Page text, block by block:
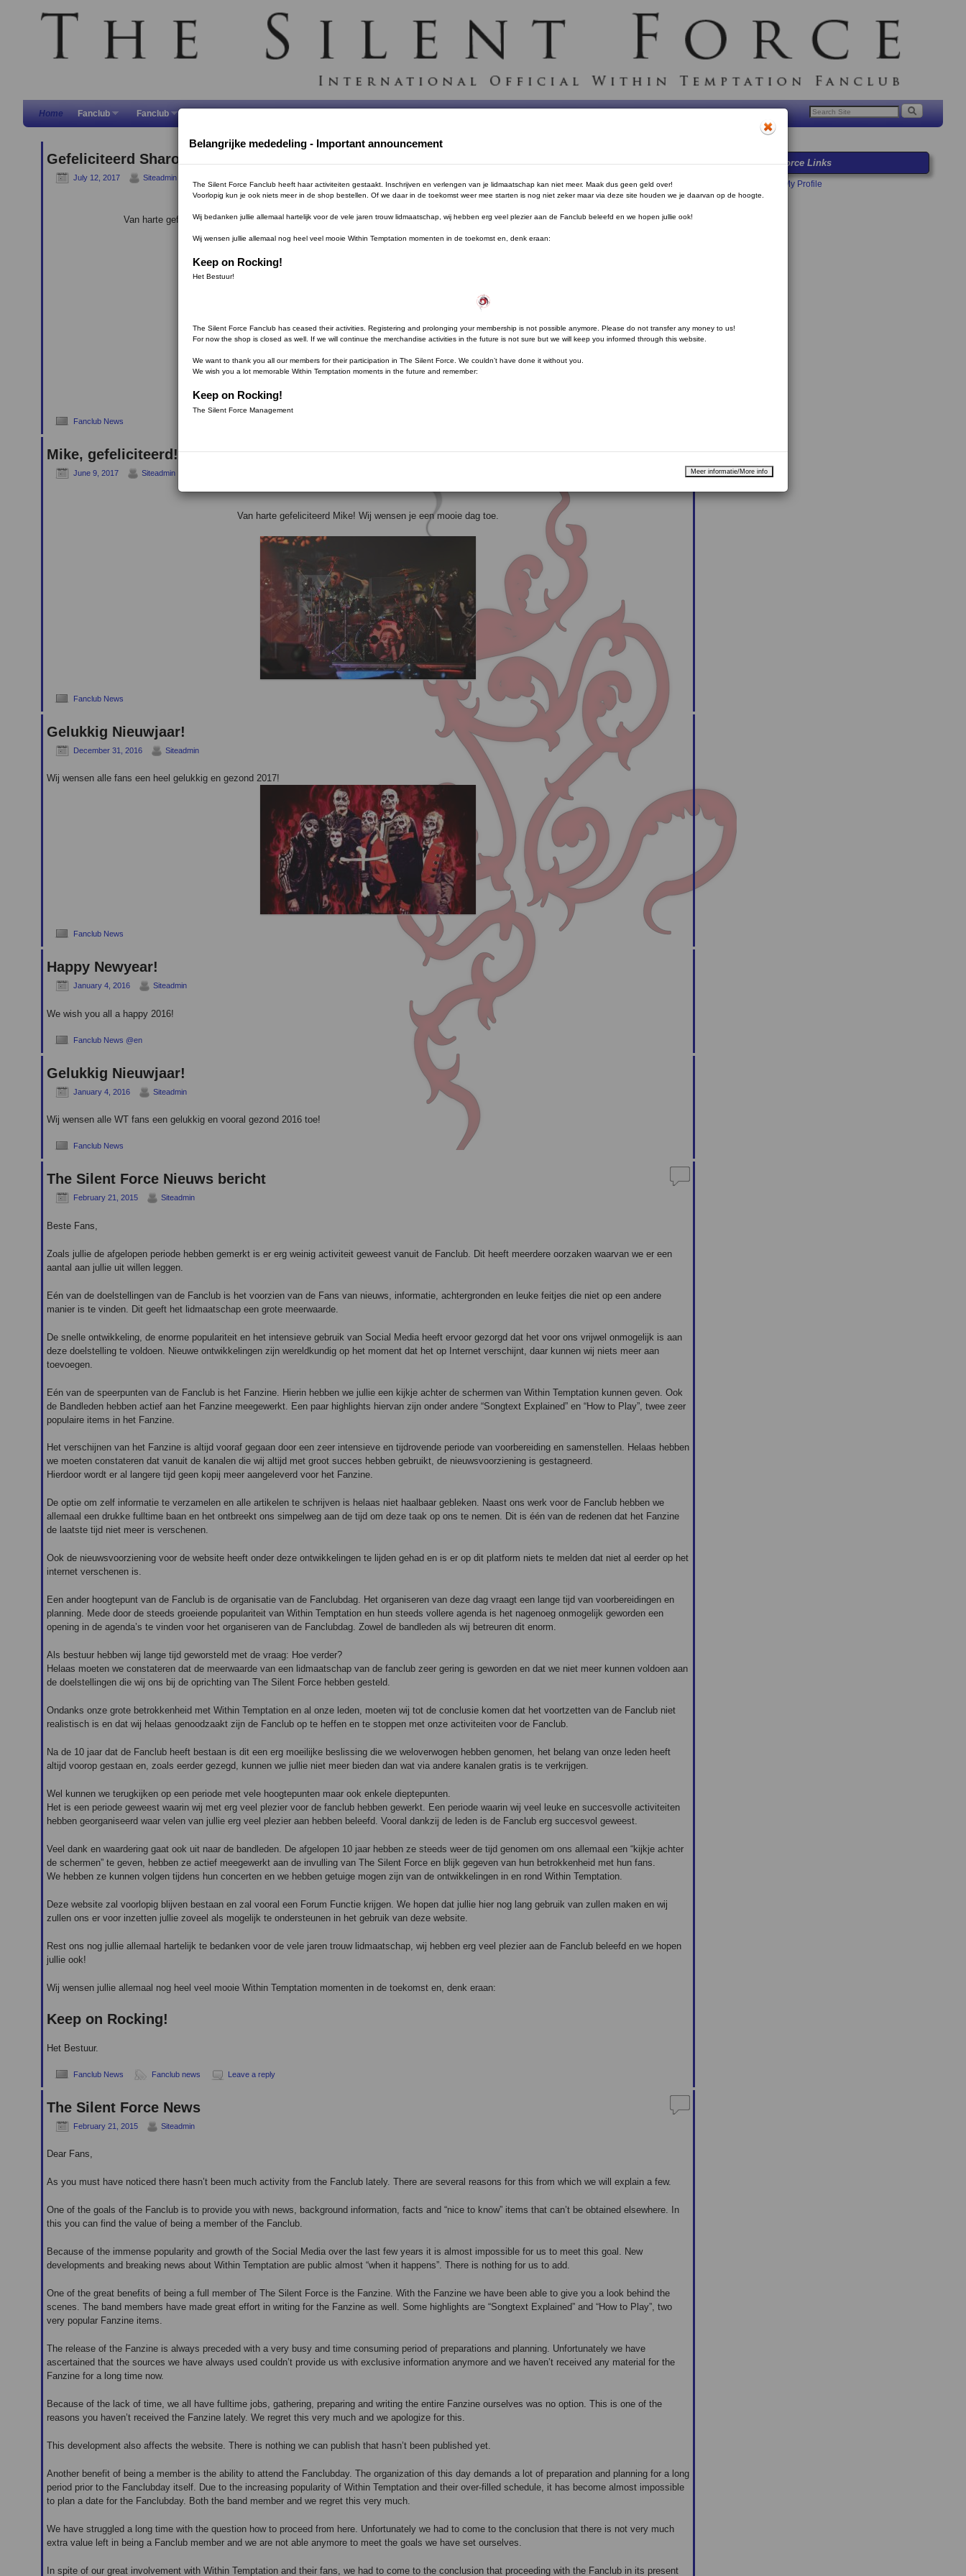
Home Fanclub Fanclub
Gefeliciteerd Sharon!
July 12, 2017 Siteadmin
Van harte gefeliciteerd met je verjaardag Sharon. Wij wensen we je een geweldige dag toe met Robert en de kinderen.
Fanclub News
Mike, gefeliciteerd!
June 9, 2017 Siteadmin
Van harte gefeliciteerd Mike! Wij wensen je een mooie dag toe.
Fanclub News
Gelukkig Nieuwjaar!
December 31, 2016 Siteadmin
Wij wensen alle fans een heel gelukkig en gezond 2017!
Fanclub News
Happy Newyear!
January 4, 2016 Siteadmin
We wish you all a happy 2016!
Fanclub News @en
Gelukkig Nieuwjaar!
January 4, 2016 Siteadmin
Wij wensen alle WT fans een gelukkig en vooral gezond 2016 toe!
Fanclub News
The Silent Force Nieuws bericht
February 21, 2015 Siteadmin
Beste Fans,
Zoals jullie de afgelopen periode hebben gemerkt is er erg weinig activiteit geweest vanuit de Fanclub. Dit heeft meerdere oorzaken waarvan we er een
aantal aan jullie uit willen leggen.
Eén van de doelstellingen van de Fanclub is het voorzien van de Fans van nieuws, informatie, achtergronden en leuke feitjes die niet op een andere
manier is te vinden. Dit geeft het lidmaatschap een grote meerwaarde.
De snelle ontwikkeling, de enorme populariteit en het intensieve gebruik van Social Media heeft ervoor gezorgd dat het voor ons vrijwel onmogelijk is aan
deze doelstelling te voldoen. Nieuwe ontwikkelingen zijn wereldkundig op het moment dat het op Internet verschijnt, daar kunnen wij niets meer aan
toevoegen.
Eén van de speerpunten van de Fanclub is het Fanzine. Hierin hebben we jullie een kijkje achter de schermen van Within Temptation kunnen geven. Ook
de Bandleden hebben actief aan het Fanzine meegewerkt. Een paar highlights hiervan zijn onder andere “Songtext Explained” en “How to Play”, twee zeer
populaire items in het Fanzine.
Het verschijnen van het Fanzine is altijd vooraf gegaan door een zeer intensieve en tijdrovende periode van voorbereiding en samenstellen. Helaas hebben
we moeten constateren dat vanuit de kanalen die wij altijd met groot succes hebben gebruikt, de nieuwsvoorziening is gestagneerd.
Hierdoor wordt er al langere tijd geen kopij meer aangeleverd voor het Fanzine.
De optie om zelf informatie te verzamelen en alle artikelen te schrijven is helaas niet haalbaar gebleken. Naast ons werk voor de Fanclub hebben we
allemaal een drukke fulltime baan en het ontbreekt ons simpelweg aan de tijd om deze taak op ons te nemen. Dit is één van de redenen dat het Fanzine
de laatste tijd niet meer is verschenen.
Ook de nieuwsvoorziening voor de website heeft onder deze ontwikkelingen te lijden gehad en is er op dit platform niets te melden dat niet al eerder op het
internet verschenen is.
Een ander hoogtepunt van de Fanclub is de organisatie van de Fanclubdag. Het organiseren van deze dag vraagt een lange tijd van voorbereidingen en
planning. Mede door de steeds groeiende populariteit van Within Temptation en hun steeds vollere agenda is het nagenoeg onmogelijk geworden een
opening in de agenda’s te vinden voor het organiseren van de Fanclubdag. Zowel de bandleden als wij betreuren dit enorm.
Als bestuur hebben wij lange tijd geworsteld met de vraag: Hoe verder?
Helaas moeten we constateren dat de meerwaarde van een lidmaatschap van de fanclub zeer gering is geworden en dat we niet meer kunnen voldoen aan
de doelstellingen die wij ons bij de oprichting van The Silent Force hebben gesteld.
Ondanks onze grote betrokkenheid met Within Temptation en al onze leden, moeten wij tot de conclusie komen dat het voortzetten van de Fanclub niet
realistisch is en dat wij helaas genoodzaakt zijn de Fanclub op te heffen en te stoppen met onze activiteiten voor de Fanclub.
Na de 10 jaar dat de Fanclub heeft bestaan is dit een erg moeilijke beslissing die we weloverwogen hebben genomen, het belang van onze leden heeft
altijd voorop gestaan en, zoals eerder gezegd, kunnen we jullie niet meer bieden dan wat via andere kanalen gratis is te verkrijgen.
Wel kunnen we terugkijken op een periode met vele hoogtepunten maar ook enkele dieptepunten.
Het is een periode geweest waarin wij met erg veel plezier voor de fanclub hebben gewerkt. Een periode waarin wij veel leuke en succesvolle activiteiten
hebben georganiseerd waar velen van jullie erg veel plezier aan hebben beleefd. Vooral dankzij de leden is de Fanclub erg succesvol geweest.
Veel dank en waardering gaat ook uit naar de bandleden. De afgelopen 10 jaar hebben ze steeds weer de tijd genomen om ons allemaal een “kijkje achter
de schermen” te geven, hebben ze actief meegewerkt aan de invulling van The Silent Force en blijk gegeven van hun betrokkenheid met hun fans.
We hebben ze kunnen volgen tijdens hun concerten en we hebben getuige mogen zijn van de ontwikkelingen in en rond Within Temptation.
Deze website zal voorlopig blijven bestaan en zal vooral een Forum Functie krijgen. We hopen dat jullie hier nog lang gebruik van zullen maken en wij
zullen ons er voor inzetten jullie zoveel als mogelijk te ondersteunen in het gebruik van deze website.
Rest ons nog jullie allemaal hartelijk te bedanken voor de vele jaren trouw lidmaatschap, wij hebben erg veel plezier aan de Fanclub beleefd en we hopen
jullie ook!
Wij wensen jullie allemaal nog heel veel mooie Within Temptation momenten in de toekomst en, denk eraan:
Keep on Rocking!
Het Bestuur.
Fanclub News Fanclub news Leave a reply
The Silent Force News
February 21, 2015 Siteadmin
Dear Fans,
As you must have noticed there hasn’t been much activity from the Fanclub lately. There are several reasons for this from which we will explain a few.
One of the goals of the Fanclub is to provide you with news, background information, facts and “nice to know” items that can’t be obtained elsewhere. In
this you can find the value of being a member of the Fanclub.
Because of the immense popularity and growth of the Social Media over the last few years it is almost impossible for us to meet this goal. New
developments and breaking news about Within Temptation are public almost “when it happens”. There is nothing for us to add.
One of the great benefits of being a full member of The Silent Force is the Fanzine. With the Fanzine we have been able to give you a look behind the
scenes. The band members have made great effort in writing for the Fanzine as well. Some highlights are “Songtext Explained” and “How to Play”, two
very popular Fanzine items.
The release of the Fanzine is always preceded with a very busy and time consuming period of preparations and planning. Unfortunately we have
ascertained that the sources we have always used couldn’t provide us with exclusive information anymore and we haven’t received any material for the
Fanzine for a long time now.
Because of the lack of time, we all have fulltime jobs, gathering, preparing and writing the entire Fanzine ourselves was no option. This is one of the
reasons you haven’t received the Fanzine lately. We regret this very much and we apologize for this.
This development also affects the website. There is nothing we can publish that hasn’t been published yet.
Another benefit of being a member is the ability to attend the Fanclubday. The organization of this day demands a lot of preparation and planning for a long
period prior to the Fanclubday itself. Due to the increasing popularity of Within Temptation and their over-filled schedule, it has become almost impossible
to plan a date for the Fanclubday. Both the band member and we regret this very much.
We have struggled a long time with the question how to proceed from here. Unfortunately we had to come to the conclusion that there is not very much
extra value left in being a Fanclub member and we are not able anymore to meet the goals we have set ourselves.
In spite of our great involvement with Within Temptation and their fans, we had to come to the conclusion that proceeding with the Fanclub in its present
The Silent Force Links
Mijn Profiel / My Profile
TSF Forum
Belangrijke mededeling - Important announcement
The Silent Force Fanclub heeft haar activiteiten gestaakt. Inschrijven en verlengen van je lidmaatschap kan niet meer. Maak dus geen geld over!
Voorlopig kun je ook niets meer in de shop bestellen. Of we daar in de toekomst weer mee starten is nog niet zeker maar via deze site houden we je daarvan op de hoogte.
Wij bedanken jullie allemaal hartelijk voor de vele jaren trouw lidmaatschap, wij hebben erg veel plezier aan de Fanclub beleefd en we hopen jullie ook!
Wij wensen jullie allemaal nog heel veel mooie Within Temptation momenten in de toekomst en, denk eraan:
Keep on Rocking!
Het Bestuur!
The Silent Force Fanclub has ceased their activities. Registering and prolonging your membership is not possible anymore. Please do not transfer any money to us!
For now the shop is closed as well. If we will continue the merchandise activities in the future is not sure but we will keep you informed through this website.
We want to thank you all our members for their participation in The Silent Force. We couldn’t have done it without you.
We wish you a lot memorable Within Temptation moments in the future and remember:
Keep on Rocking!
The Silent Force Management